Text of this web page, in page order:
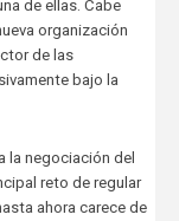
de ellas. Cabe
organización
de las
bajo la
negociación del
reto de regular
ahora carece de